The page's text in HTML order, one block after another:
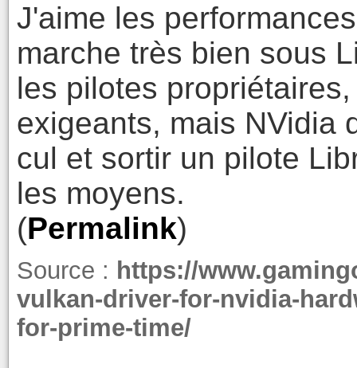
J'aime les
marche très bien sous
les pilotes
exigeants, mais NVidia
cul et sortir un pilote
les moyens.
(Permalink)
Source : https://
vulkan-driver-for-nvidia-
for-prime-time/